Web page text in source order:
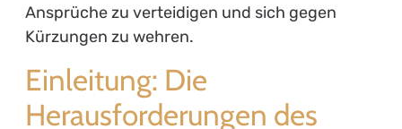
Ansprüche zu verteidigen und sich gegen
Kürzungen zu wehren.
Einleitung: Die
Herausforderungen des